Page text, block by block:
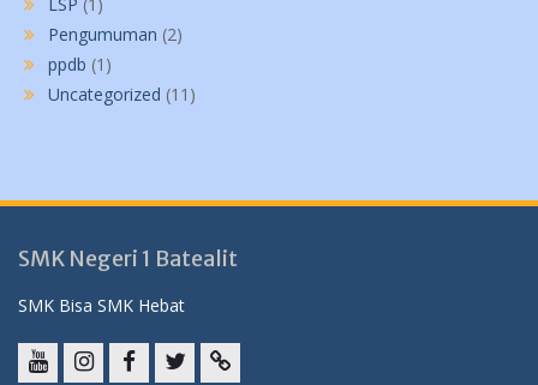
Pengumuman (2)
ppdb (1)
Uncategorized (11)
SMK Negeri 1 Batealit
SMK Bisa SMK Hebat